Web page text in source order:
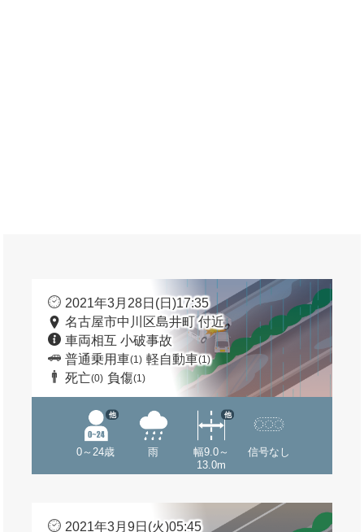
2021年3月28日(日)17:35
名古屋市中川区島井町 付近
車両相互 小破事故
普通乗用車(1) 軽自動車(1)
死亡(0) 負傷(1)
0～24歳
他
雨
幅9.0～
13.0m
他
信号なし
2021年3月9日(火)05:45